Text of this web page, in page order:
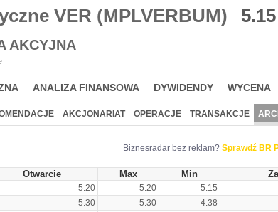
VER (MPLVERBUM) 5.15
AKCYJNA
ANALIZA FINANSOWA DYWIDENDY WYCENA
AKCJONARIAT OPERACJE TRANSAKCJE
Biznesradar bez reklam? Sprawdź BR
Otwarcie Max Min
5.20 5.20 5.15
5.30 5.30 4.38